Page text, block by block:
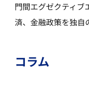
門間エグゼクティブ
済、金融政策を独自
コラム